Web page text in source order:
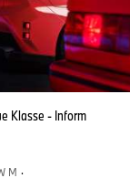
Klasse - Inform
M ·